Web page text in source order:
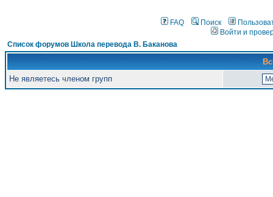
FAQ Поиск
Войти и
Список форумов Школа перевода В. Баканова
Не являетесь членом групп